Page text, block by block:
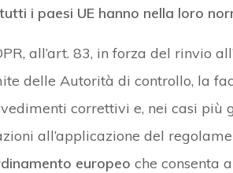
i paesi UE hanno nella loro
all’art. 83, in forza del rinvio
delle Autorità di controllo, la
correttivi e, nei casi più
all’applicazione del
europeo che consenta